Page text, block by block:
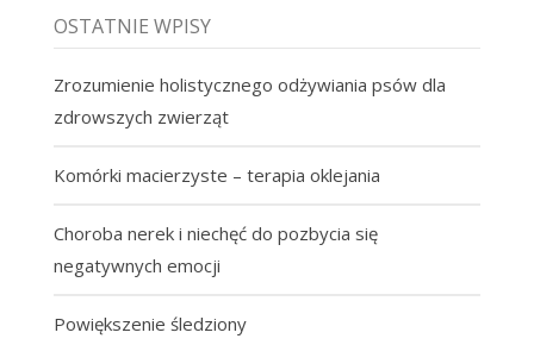
OSTATNIE WPISY
Zrozumienie holistycznego odżywiania psów dla
zdrowszych zwierząt
Komórki macierzyste – terapia oklejania
Choroba nerek i niechęć do pozbycia się
negatywnych emocji
Powiększenie śledziony